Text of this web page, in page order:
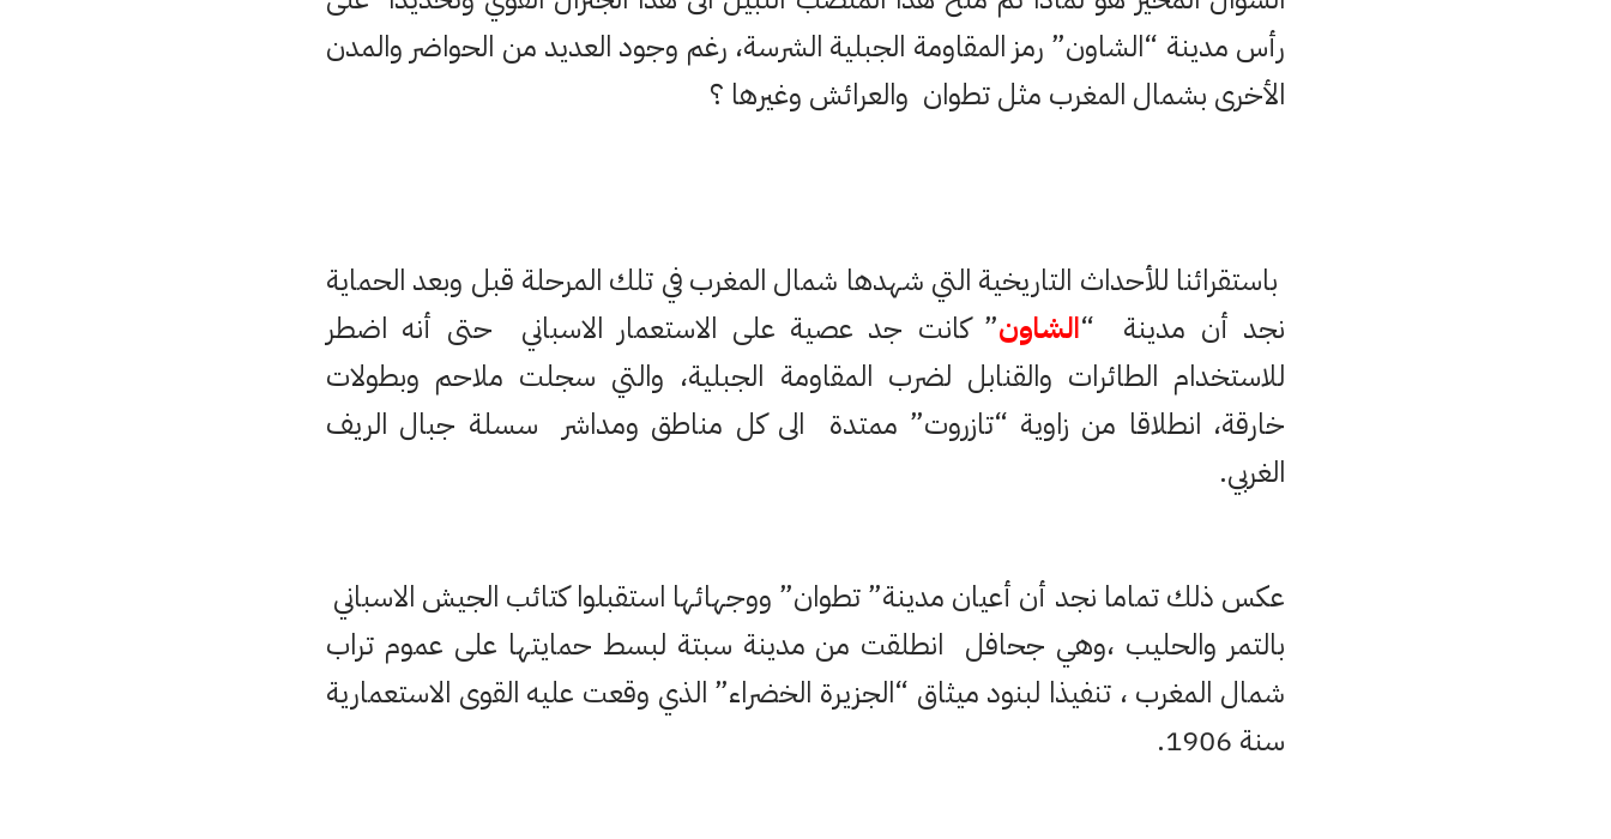
رأس مدينة “الشاون” رمز المقاومة الجبلية الشرسة، رغم وجود العديد من الحواضر والمدن
الأخرى بشمال المغرب مثل تطوان والعرائش وغيرها ؟
باستقرائنا للأحداث التاريخية التي شهدها شمال المغرب في تلك المرحلة قبل وبعد الحماية
نجد أن مدينة “الشاون” كانت جد عصية على الاستعمار الاسباني حتى أنه اضطر
للاستخدام الطائرات والقنابل لضرب المقاومة الجبلية، والتي سجلت ملاحم وبطولات
خارقة، انطلاقا من زاوية “تازروت” ممتدة الى كل مناطق ومداشر سسلة جبال الريف
الغربي.
عكس ذلك تماما نجد أن أعيان مدينة” تطوان” ووجهائها استقبلوا كتائب الجيش الاسباني
بالتمر والحليب ،وهي جحافل انطلقت من مدينة سبتة لبسط حمايتها على عموم تراب
شمال المغرب ، تنفيذا لبنود ميثاق “الجزيرة الخضراء” الذي وقعت عليه القوى الاستعمارية
سنة 1906.